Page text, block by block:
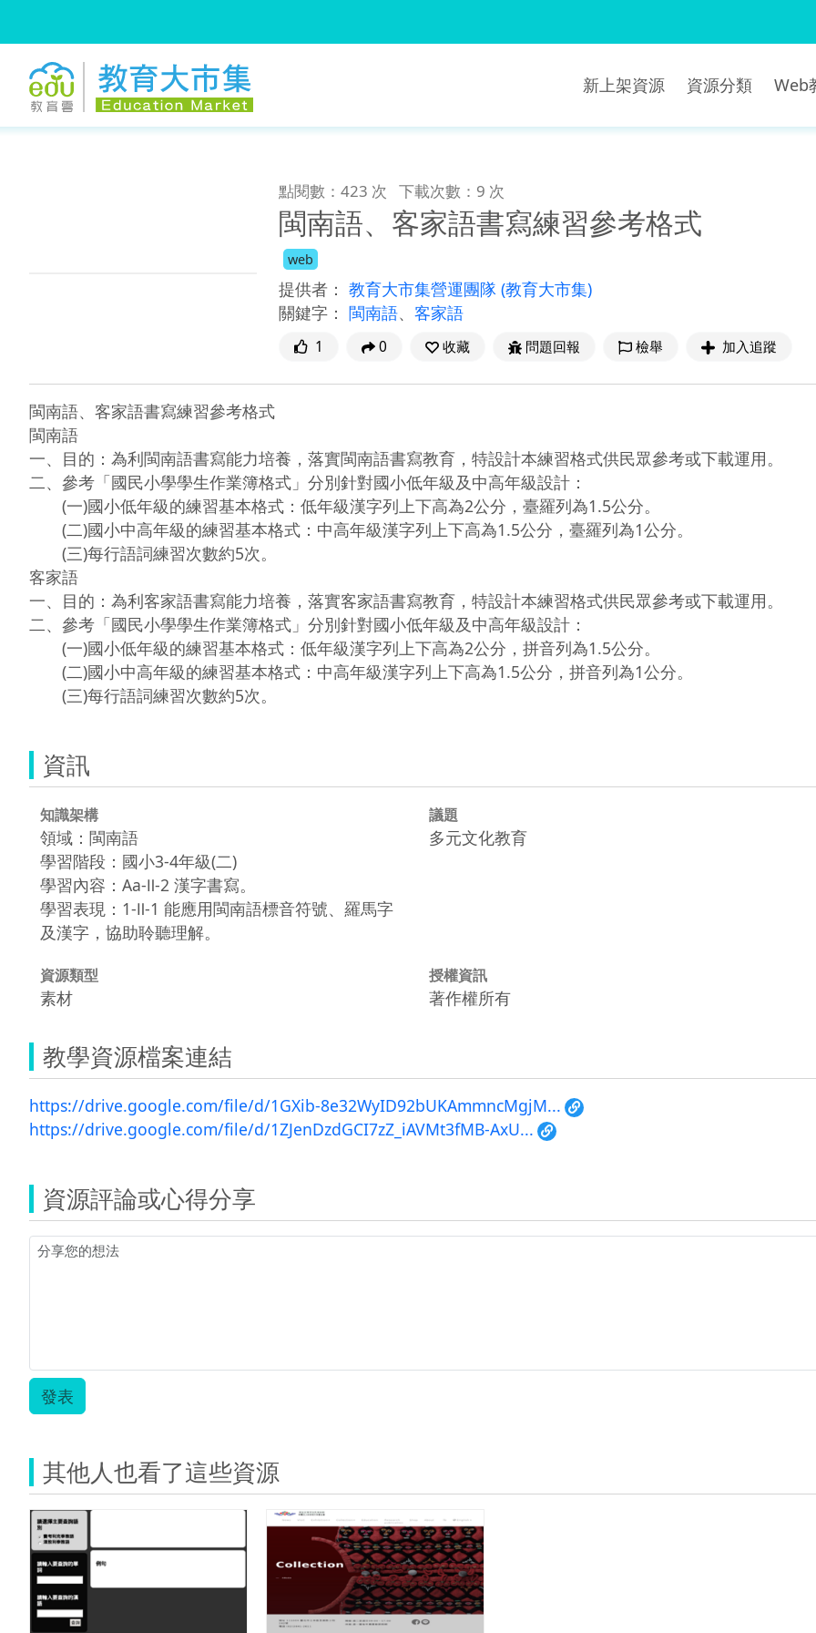
新上架資源 資源分類 Web
點閱數：423 次 下載次數：9 次
閩南語、客家語書寫練習參考格式
web
提供者： 教育大市集營運團隊 (教育大市集)
關鍵字： 閩南語、 客家語
1 0 收藏 問題回報 檢舉 加入追蹤
閩南語、客家語書寫練習參考格式
閩南語
一、目的：為利閩南語書寫能力培養，落實閩南語書寫教育，特設計本練習格式供民眾參考或下載運用。
二、參考「國民小學學生作業簿格式」分別針對國小低年級及中高年級設計：
(一)國小低年級的練習基本格式：低年級漢字列上下高為2公分，臺羅列為1.5公分。
(二)國小中高年級的練習基本格式：中高年級漢字列上下高為1.5公分，臺羅列為1公分。
(三)每行語詞練習次數約5次。
客家語
一、目的：為利客家語書寫能力培養，落實客家語書寫教育，特設計本練習格式供民眾參考或下載運用。
二、參考「國民小學學生作業簿格式」分別針對國小低年級及中高年級設計：
(一)國小低年級的練習基本格式：低年級漢字列上下高為2公分，拼音列為1.5公分。
(二)國小中高年級的練習基本格式：中高年級漢字列上下高為1.5公分，拼音列為1公分。
(三)每行語詞練習次數約5次。
資訊
知識架構
領域：閩南語
學習階段：國小3-4年級(二)
學習內容：Aa-Ⅱ-2 漢字書寫。
學習表現：1-Ⅱ-1 能應用閩南語標音符號、羅馬字
及漢字，協助聆聽理解。
議題
多元文化教育
資源類型
素材
授權資訊
著作權所有
教學資源檔案連結
https://drive.google.com/file/d/1GXib-8e32WyID92bUKAmmncMgjM...
https://drive.google.com/file/d/1ZJenDzdGCI7zZ_iAVMt3fMB-AxU...
資源評論或心得分享
發表
其他人也看了這些資源